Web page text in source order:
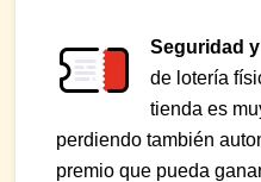
Seguridad
de lotería
tienda es
perdiendo también
premio que pueda